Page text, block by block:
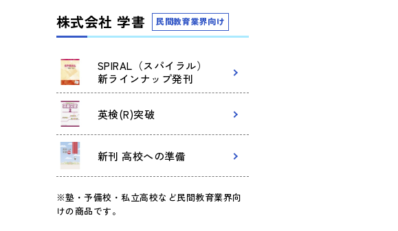
株式会社 学書 民間教育業界向け
SPIRAL（スパイラル）
新ラインナップ発刊
英検(R)突破
新刊 高校への準備
※塾・予備校・私立高校など民間教育業界向
けの商品です。